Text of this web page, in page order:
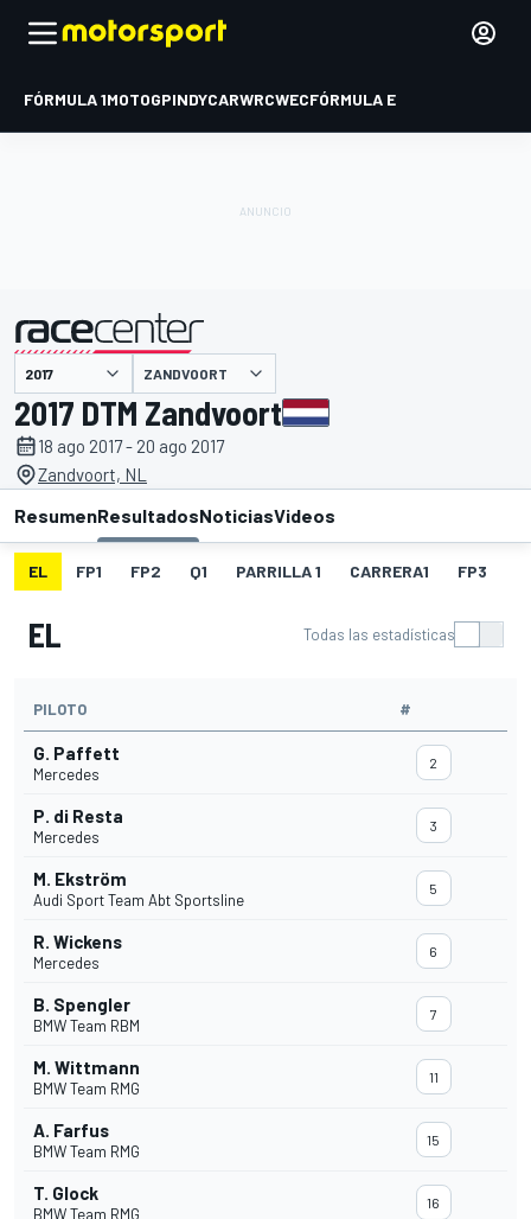
FÓRMULA 1MOTOGPINDYCARWRCWECFÓRMULA E
presentado por ZANDVOORT
2017 DTM Zandvoort
18 ago 2017 - 20 ago 2017
Zandvoort, NL
ResumenResultadosNoticiasVideos
EL FP1 FP2 Q1 PARRILLA 1 CARRERA1 FP3
EL Todas las estadísticas
PILOTO #
G. Paffett
Mercedes
2
P. di Resta
Mercedes
3
M. Ekström
Audi Sport Team Abt Sportsline
5
R. Wickens
Mercedes
6
B. Spengler
BMW Team RBM
7
M. Wittmann
BMW Team RMG
11
A. Farfus
BMW Team RMG
15
T. Glock
BMW Team RMG
16